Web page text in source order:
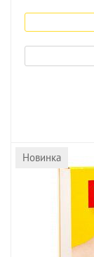
Новинка